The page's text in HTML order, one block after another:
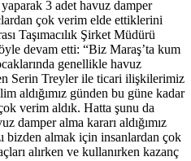
3 adet havuz damper
çok verim elde ettiklerini
Taşımacılık Şirket Müdürü
devam etti: “Biz Maraş’ta kum
genellikle havuz
Serin Treyler ile ticari ilişkilerimiz
aldığımız günden bu güne kadar
verim aldık. Hatta şunu da
damper alma kararı aldığımız
bizden almak için insanlardan çok
alırken ve kullanırken kazanç